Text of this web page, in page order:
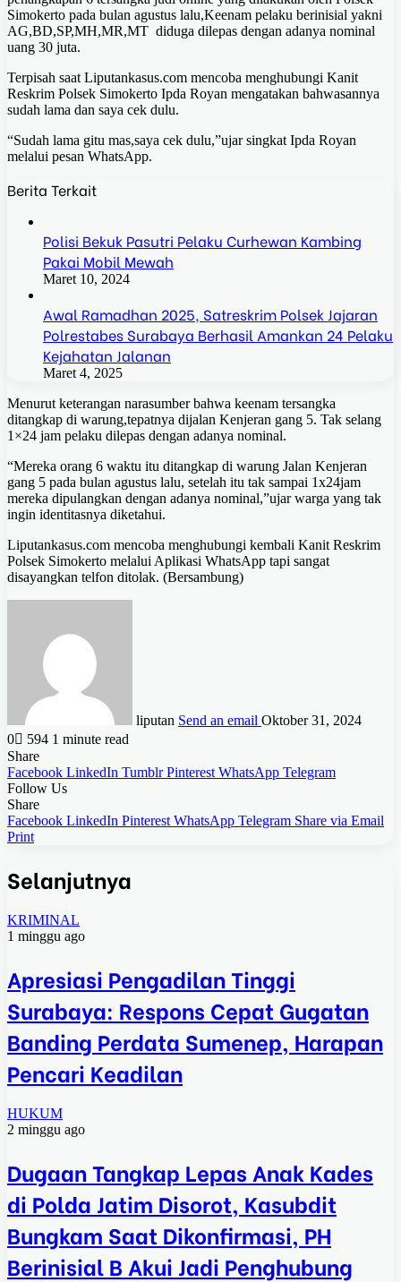
Simokerto pada bulan agustus lalu,Keenam pelaku berinisial yakni
AG,BD,SP,MH,MR,MT diduga dilepas dengan adanya nominal
uang 30 juta.
Terpisah saat Liputankasus.com mencoba menghubungi Kanit
Reskrim Polsek Simokerto Ipda Royan mengatakan bahwasannya
sudah lama dan saya cek dulu.
“Sudah lama gitu mas,saya cek dulu,”ujar singkat Ipda Royan
melalui pesan WhatsApp.
Berita Terkait
Polisi Bekuk Pasutri Pelaku Curhewan Kambing
Pakai Mobil Mewah
Maret 10, 2024
Awal Ramadhan 2025, Satreskrim Polsek Jajaran
Polrestabes Surabaya Berhasil Amankan 24 Pelaku
Kejahatan Jalanan
Maret 4, 2025
Menurut keterangan narasumber bahwa keenam tersangka
ditangkap di warung,tepatnya dijalan Kenjeran gang 5. Tak selang
1×24 jam pelaku dilepas dengan adanya nominal.
“Mereka orang 6 waktu itu ditangkap di warung Jalan Kenjeran
gang 5 pada bulan agustus lalu, setelah itu tak sampai 1x24jam
mereka dipulangkan dengan adanya nominal,”ujar warga yang tak
ingin identitasnya diketahui.
Liputankasus.com mencoba menghubungi kembali Kanit Reskrim
Polsek Simokerto melalui Aplikasi WhatsApp tapi sangat
disayangkan telfon ditolak. (Bersambung)
liputan Send an email Oktober 31, 2024
0
594 1 minute read
Share
Facebook LinkedIn Tumblr Pinterest WhatsApp Telegram
Follow Us
Share
Facebook LinkedIn Pinterest WhatsApp Telegram Share via Email
Print
Selanjutnya
KRIMINAL
1 minggu ago
Apresiasi Pengadilan Tinggi
Surabaya: Respons Cepat Gugatan
Banding Perdata Sumenep, Harapan
Pencari Keadilan
HUKUM
2 minggu ago
Dugaan Tangkap Lepas Anak Kades
di Polda Jatim Disorot, Kasubdit
Bungkam Saat Dikonfirmasi, PH
Berinisial B Akui Jadi Penghubung